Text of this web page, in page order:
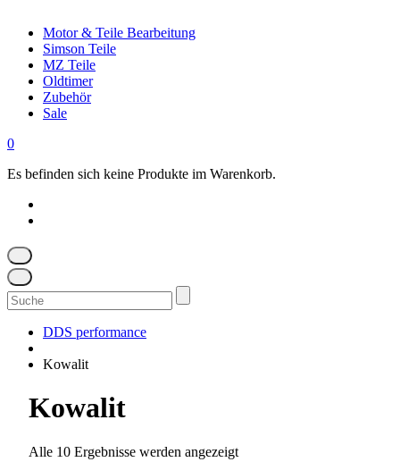
Motor & Teile Bearbeitung
Simson Teile
MZ Teile
Oldtimer
Zubehör
Sale
0
Es befinden sich keine Produkte im Warenkorb.
Suchen
nach:
DDS performance
Kowalit
Kowalit
Alle 10 Ergebnisse werden angezeigt